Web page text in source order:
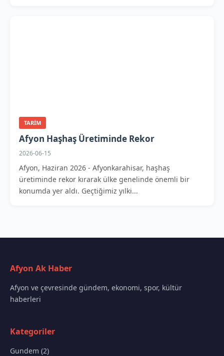
TARIM
Afyon Haşhaş Üretiminde Rekor
2026-06-15
Afyon, Haziran 2026 - Afyonkarahisar, haşhaş
üretiminde rekor kırarak ülke genelinde önemli bir
konumda yer aldı. Geçtiğimiz yılki...
Afyon Ak Haber
Afyon ve çevresinde gündem, ekonomi, spor, kültür
haberleri
Kategoriler
Gundem (2)